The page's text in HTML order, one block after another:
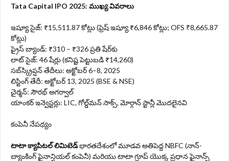
Tata Capital IPO 2025: ముఖ్య వివరాలు
ఇష్యూ సైజ్: ₹15,511.87 కోట్లు (ఫ్రెష్ ఇష్యూ ₹6,846 కోట్లు; OFS ₹8,665.87
కోట్లు)
ప్రైస్ బ్యాండ్: ₹310 – ₹326 ప్రతి షేర్‌కు
లాట్ సైజ్: 46 షేర్లు (కనిష్ట పెట్టుబడి ₹14,260)
సబ్‌స్క్రిప్షన్ తేదీలు: అక్టోబర్ 6–8, 2025
లిస్టింగ్ తేదీ: అక్టోబర్ 13, 2025 (BSE & NSE)
చైర్మన్: సౌరభ్ అగర్వాల్
యాంకర్ ఇన్వెస్టర్లు: LIC, గోల్డ్‌మన్ సాక్స్, మోర్గాన్ స్టాన్లీ మొదలైనవి
కంపెనీ నేపథ్యం
టాటా క్యాపిటల్ లిమిటెడ్భారతదేశంలో మూడవ అతిపెద్ద NBFC (నాన్-
బ్యాంకింగ్ ఫైనాన్షియల్ కంపెనీ) మరియు టాటా గ్రూప్ యొక్క ప్రధాన ఫైనాన్స్